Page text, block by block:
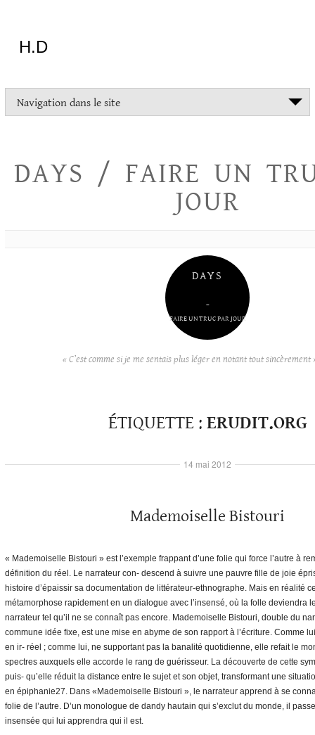
H.D
tout
essayer
Navigation dans le site
DAYS / FAIRE UN
JOUR
DAYS
–
FAIRE UN TRUC PAR JOUR
« C’est comme si je me sentais plus léger en notant tout sincèrement
ÉTIQUETTE : ERUDIT.ORG
Mademoiselle Bistouri
« Mademoiselle Bistouri » est l’exemple frappant d’une folie qui force l’autre à
définition du réel. Le narrateur con- descend à suivre une pauvre fille de joie
histoire d’épaissir sa documentation de littérateur-ethnographe. Mais en réalité
métamorphose rapidement en un dialogue avec l’insensé, où la folle deviendra
narrateur tel qu’il ne se connaît pas encore. Mademoiselle Bistouri, double du
commune idée fixe, est une mise en abyme de son rapport à l’écriture. Comme
en ir- réel ; comme lui, ne supportant pas la banalité quotidienne, elle refait le
spectres auxquels elle accorde le rang de guérisseur. La découverte de cette
puis- qu’elle réduit la distance entre le sujet et son objet, transformant une
en épiphanie27. Dans «Mademoiselle Bistouri », le narrateur apprend à se
folie de l’autre. D’un monologue de dandy hautain qui s’exclut du monde, il
insensée qui lui apprendra qui il est.
14 mai 2012